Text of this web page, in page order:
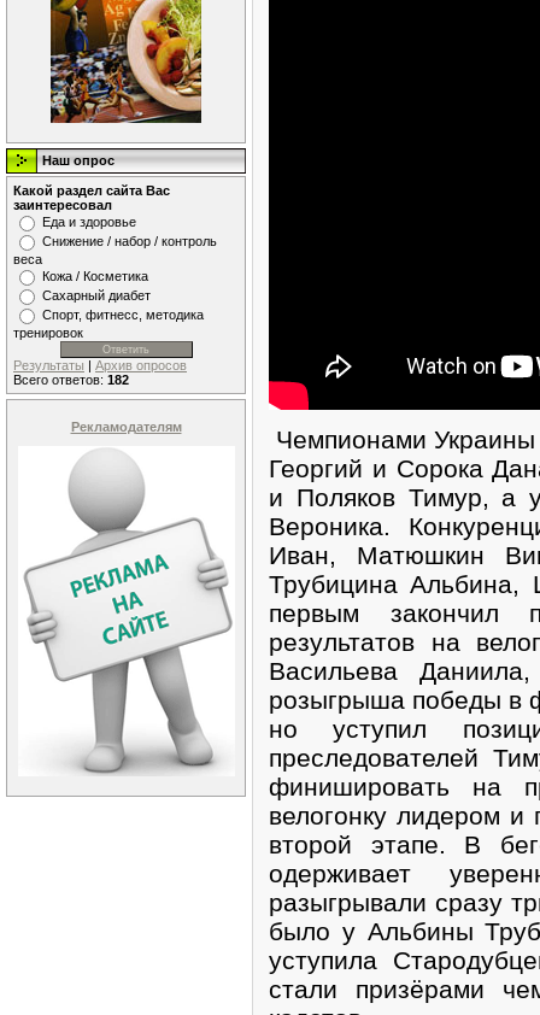
Наш опрос
Какой раздел сайта Вас
заинтересовал
Еда и здоровье
Снижение / набор / контроль
веса
Кожа / Косметика
Сахарный диабет
Спорт, фитнесс, методика
тренировок
Результаты | Архив опросов
Всего ответов: 182
Рекламодателям
Чемпионами
Георгий и Сорока
и Поляков Тимур, а
Вероника.
Иван, Матюшкин
Трубицина Альбина,
первым закончил
результатов на
Васильева
розыгрыша победы в
но уступил
преследователей
финишировать на
велогонку лидером и
второй этапе. В
одерживает
разыгрывали сразу
было у Альбины
уступила
стали призёрами